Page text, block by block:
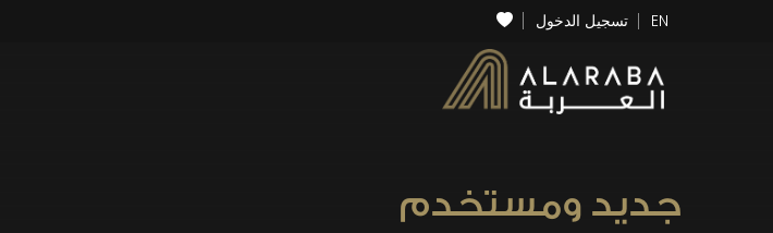
EN تسجيل الدخول
جديد ومستخدم